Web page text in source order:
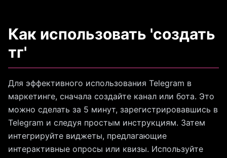
Как использовать 'создать
тг'
Для эффективного использования Telegram в
маркетинге, сначала создайте канал или бота. Это
можно сделать за 5 минут, зарегистрировавшись в
Telegram и следуя простым инструкциям. Затем
интегрируйте виджеты, предлагающие
интерактивные опросы или квизы. Используйте